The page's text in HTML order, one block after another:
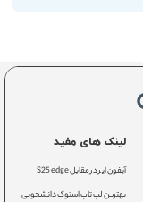
لینک های مفید
آیفون ایر در مقابل S25 edge
بهترین لپ تاپ استوک دانشجویی